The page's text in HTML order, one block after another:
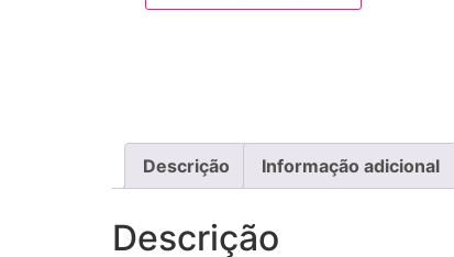
Descrição Informação adicional
Descrição